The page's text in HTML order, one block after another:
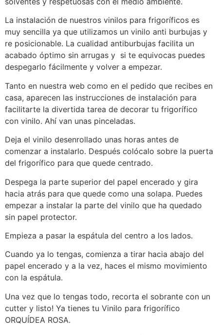
La instalación de nuestros vinilos para frigoríficos es
muy sencilla ya que utilizamos un vinilo anti burbujas y
re posicionable. La cualidad antiburbujas facilita un
acabado óptimo sin arrugas y si te equivocas puedes
despegarlo fácilmente y volver a empezar.
Tanto en nuestra web como en el pedido que recibes en
casa, aparecen las instrucciones de instalación para
facilitarte la divertida tarea de decorar tu frigorífico
con vinilo. Ahí van unas pinceladas.
Deja el vinilo desenrollado unas horas antes de
comenzar a instalarlo. Después colócalo sobre la puerta
del frigorífico para que quede centrado.
Despega la parte superior del papel encerado y gira
hacia atrás para que quede como una solapa. Puedes
empezar a instalar la parte del vinilo que ha quedado
sin papel protector.
Empieza a pasar la espátula del centro a los lados.
Cuando ya lo tengas, comienza a tirar hacia abajo del
papel encerado y a la vez, haces el mismo movimiento
con la espátula.
Una vez que lo tengas todo, recorta el sobrante con un
cutter y listo! Ya tienes tu Vinilo para frigorífico
ORQUÍDEA ROSA.